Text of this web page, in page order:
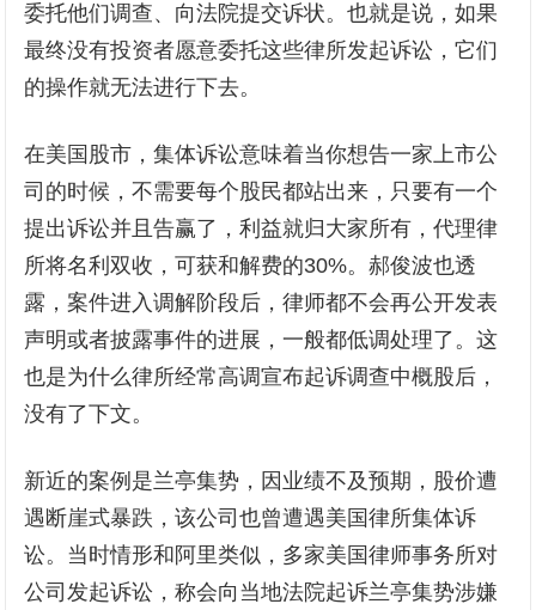
委托他们调查、向法院提交诉状。也就是说，如果
最终没有投资者愿意委托这些律所发起诉讼，它们
的操作就无法进行下去。
在美国股市，集体诉讼意味着当你想告一家上市公
司的时候，不需要每个股民都站出来，只要有一个
提出诉讼并且告赢了，利益就归大家所有，代理律
所将名利双收，可获和解费的30%。郝俊波也透
露，案件进入调解阶段后，律师都不会再公开发表
声明或者披露事件的进展，一般都低调处理了。这
也是为什么律所经常高调宣布起诉调查中概股后，
没有了下文。
新近的案例是兰亭集势，因业绩不及预期，股价遭
遇断崖式暴跌，该公司也曾遭遇美国律所集体诉
讼。当时情形和阿里类似，多家美国律师事务所对
公司发起诉讼，称会向当地法院起诉兰亭集势涉嫌